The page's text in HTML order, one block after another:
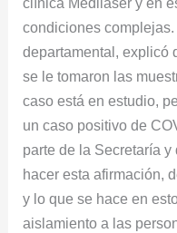
condiciones
departamental, explicó
se le tomaron las
caso está en estudio,
un caso positivo de
parte de la Secretaría
hacer esta afirmación,
y lo que se hace en
aislamiento a las